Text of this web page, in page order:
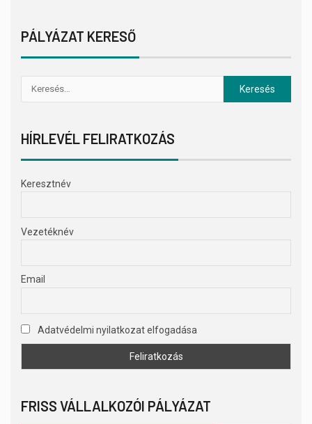
PÁLYÁZAT KERESŐ
HÍRLEVÉL FELIRATKOZÁS
Keresztnév
Vezetéknév
Email
Adatvédelmi nyilatkozat elfogadása
FRISS VÁLLALKOZÓI PÁLYÁZAT